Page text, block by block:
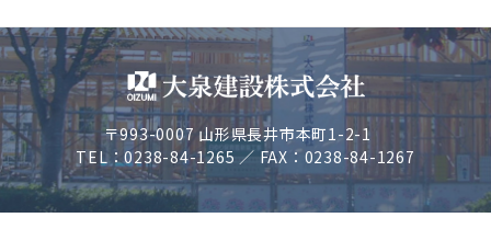
〒993-0007 山形県長井市本町1-2-1
TEL：0238-84-1265 ／ FAX：0238-84-1267